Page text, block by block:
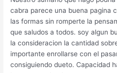
cabra parece una buena pagina
las formas sin romperte la
que saludos a todos. soy algun
la consideracion la cantidad
importante enrollarse con el
consiguiendo dueto. Capacidad